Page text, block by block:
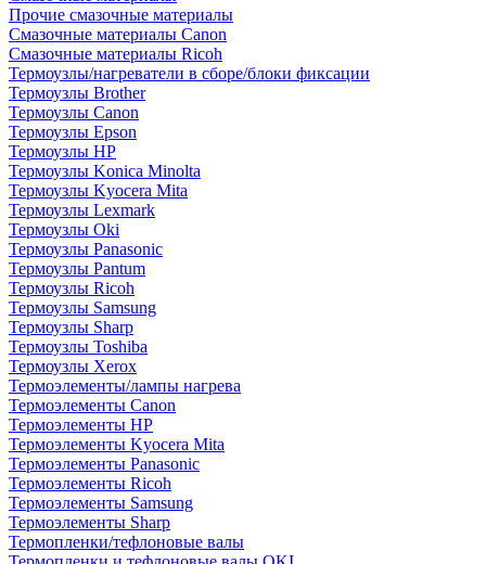
Прочие смазочные материалы
Смазочные материалы Canon
Смазочные материалы Ricoh
Термоузлы/нагреватели в сборе/блоки фиксации
Термоузлы Brother
Термоузлы Canon
Термоузлы Epson
Термоузлы HP
Термоузлы Konica Minolta
Термоузлы Kyocera Mita
Термоузлы Lexmark
Термоузлы Oki
Термоузлы Panasonic
Термоузлы Pantum
Термоузлы Ricoh
Термоузлы Samsung
Термоузлы Sharp
Термоузлы Toshiba
Термоузлы Xerox
Термоэлементы/лампы нагрева
Термоэлементы Canon
Термоэлементы HP
Термоэлементы Kyocera Mita
Термоэлементы Panasonic
Термоэлементы Ricoh
Термоэлементы Samsung
Термоэлементы Sharp
Термопленки/тефлоновые валы